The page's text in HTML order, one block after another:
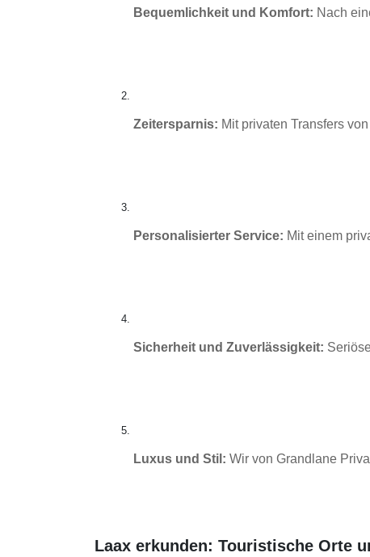
Bequemlichkeit und Komfort: Nach
Zeitersparnis: Mit privaten Transfers
Personalisierter Service: Mit einem
Sicherheit und Zuverlässigkeit:
Luxus und Stil: Wir von Grandlane
Laax erkunden: Touristische Orte